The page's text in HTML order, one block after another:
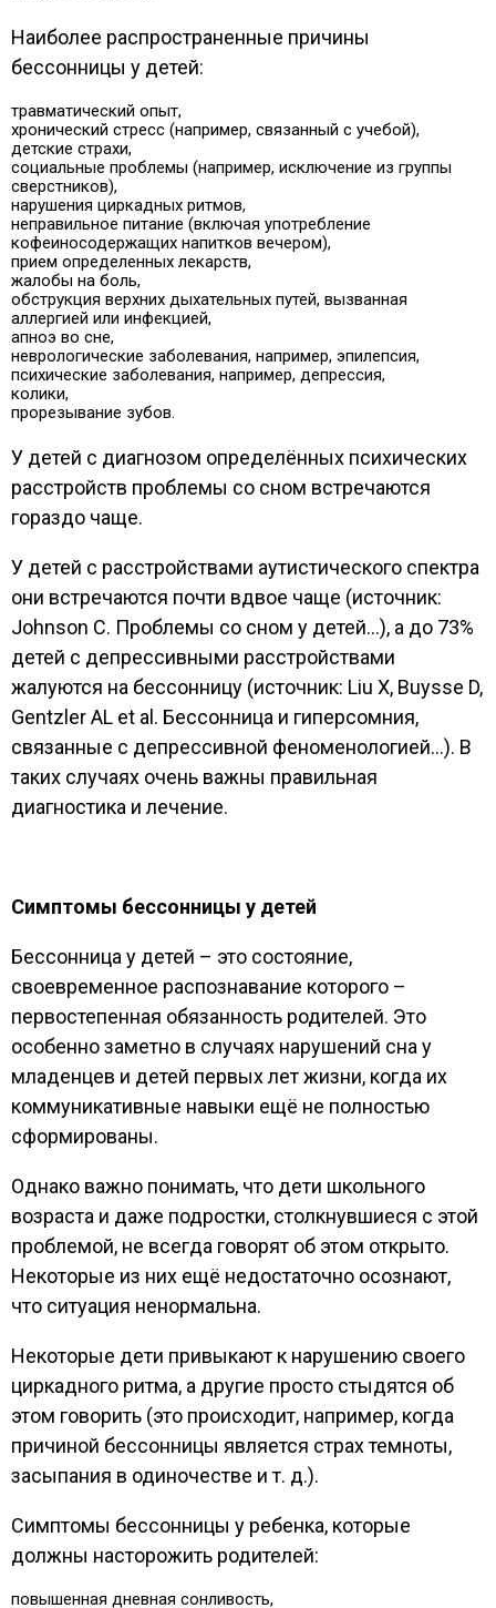
Наиболее распространенные причины
бессонницы у детей:
травматический опыт,
хронический стресс (например, связанный с учебой),
детские страхи,
социальные проблемы (например, исключение из группы
сверстников),
нарушения циркадных ритмов,
неправильное питание (включая употребление
кофеиносодержащих напитков вечером),
прием определенных лекарств,
жалобы на боль,
обструкция верхних дыхательных путей, вызванная
аллергией или инфекцией,
апноэ во сне,
неврологические заболевания, например, эпилепсия,
психические заболевания, например, депрессия,
колики,
прорезывание зубов.
У детей с диагнозом определённых психических
расстройств проблемы со сном встречаются
гораздо чаще.
У детей с расстройствами аутистического спектра
они встречаются почти вдвое чаще (источник:
Johnson C. Проблемы со сном у детей…), а до 73%
детей с депрессивными расстройствами
жалуются на бессонницу (источник: Liu X, Buysse D,
Gentzler AL et al. Бессонница и гиперсомния,
связанные с депрессивной феноменологией…). В
таких случаях очень важны правильная
диагностика и лечение.
Симптомы бессонницы у детей
Бессонница у детей – это состояние,
своевременное распознавание которого –
первостепенная обязанность родителей. Это
особенно заметно в случаях нарушений сна у
младенцев и детей первых лет жизни, когда их
коммуникативные навыки ещё не полностью
сформированы.
Однако важно понимать, что дети школьного
возраста и даже подростки, столкнувшиеся с этой
проблемой, не всегда говорят об этом открыто.
Некоторые из них ещё недостаточно осознают,
что ситуация ненормальна.
Некоторые дети привыкают к нарушению своего
циркадного ритма, а другие просто стыдятся об
этом говорить (это происходит, например, когда
причиной бессонницы является страх темноты,
засыпания в одиночестве и т. д.).
Симптомы бессонницы у ребенка, которые
должны насторожить родителей:
повышенная дневная сонливость,